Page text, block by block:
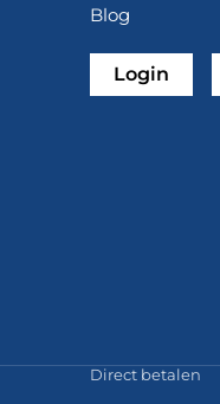
Blog
Login
Direct betalen